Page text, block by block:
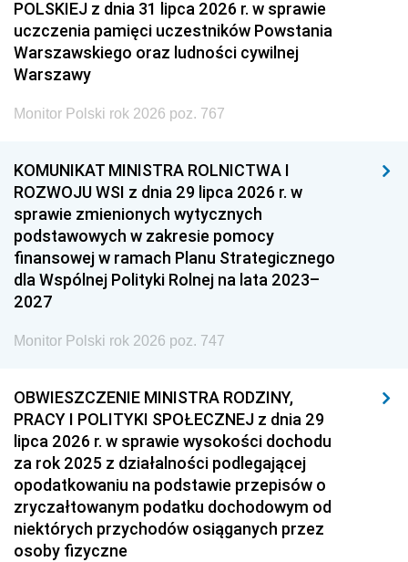
POLSKIEJ z dnia 31 lipca 2026 r. w sprawie
uczczenia pamięci uczestników Powstania
Warszawskiego oraz ludności cywilnej
Warszawy
Monitor Polski rok 2026 poz. 767
KOMUNIKAT MINISTRA ROLNICTWA I
ROZWOJU WSI z dnia 29 lipca 2026 r. w
sprawie zmienionych wytycznych
podstawowych w zakresie pomocy
finansowej w ramach Planu Strategicznego
dla Wspólnej Polityki Rolnej na lata 2023–
2027
Monitor Polski rok 2026 poz. 747
OBWIESZCZENIE MINISTRA RODZINY,
PRACY I POLITYKI SPOŁECZNEJ z dnia 29
lipca 2026 r. w sprawie wysokości dochodu
za rok 2025 z działalności podlegającej
opodatkowaniu na podstawie przepisów o
zryczałtowanym podatku dochodowym od
niektórych przychodów osiąganych przez
osoby fizyczne